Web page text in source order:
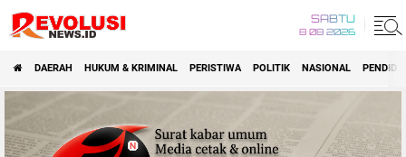
SABTU
8 08 2026
DAERAH HUKUM & KRIMINAL PERISTIWA POLITIK NASIONAL
'Advertisement'